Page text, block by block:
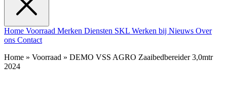
Home Voorraad Merken Diensten SKL Werken bij Nieuws Over
ons Contact
Home » Voorraad » DEMO VSS AGRO Zaaibedbereider 3,0mtr
2024